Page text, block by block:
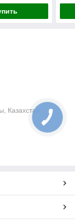
20
Казахстан